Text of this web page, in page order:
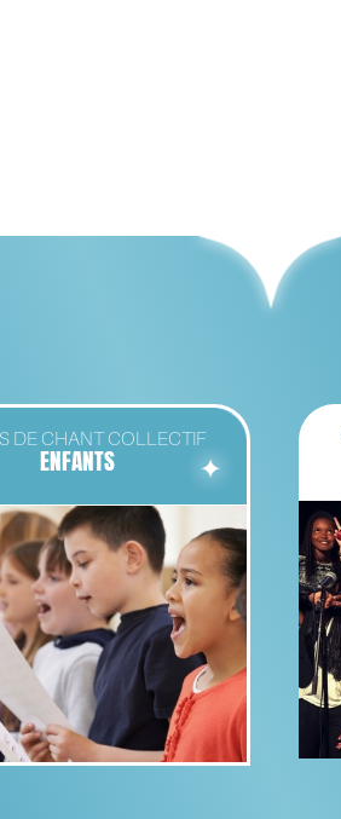
DE CHANT COLLECTIF
ENFANTS